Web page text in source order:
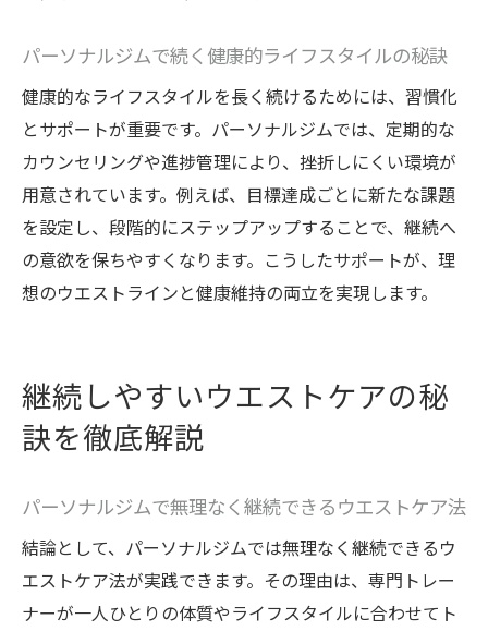
パーソナルジムで続く健康的ライフスタイルの秘訣
健康的なライフスタイルを長く続けるためには、習慣化
とサポートが重要です。パーソナルジムでは、定期的な
カウンセリングや進捗管理により、挫折しにくい環境が
用意されています。例えば、目標達成ごとに新たな課題
を設定し、段階的にステップアップすることで、継続へ
の意欲を保ちやすくなります。こうしたサポートが、理
想のウエストラインと健康維持の両立を実現します。
継続しやすいウエストケアの秘
訣を徹底解説
パーソナルジムで無理なく継続できるウエストケア法
結論として、パーソナルジムでは無理なく継続できるウ
エストケア法が実践できます。その理由は、専門トレー
ナーが一人ひとりの体質やライフスタイルに合わせてト